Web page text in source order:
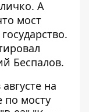
А
мост
Беспалов.
на
мосту